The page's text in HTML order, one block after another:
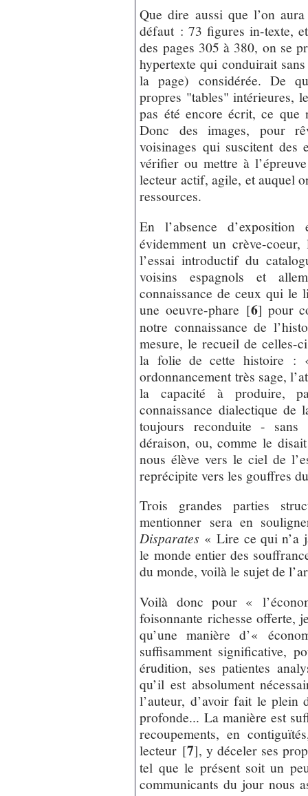
Que dire aussi que l’on
défaut : 73 figures in-texte,
des pages 305 à 380, on se
hypertexte qui conduirait
la page) considérée. De
propres "tables" intérieures,
pas été encore écrit, ce que
Donc des images, pour
voisinages qui suscitent des
vérifier ou mettre à
lecteur actif, agile, et auquel
ressources.
En l’absence d’exposition
évidemment un crève-
l’essai introductif du
voisins espagnols et
connaissance de ceux qui le
une oeuvre-phare [6] pour
notre connaissance de
mesure, le recueil de celles-
la folie de cette histoire :
ordonnancement très sage,
la capacité à produire,
connaissance dialectique de
toujours reconduite -
déraison, ou, comme le
nous élève vers le ciel de
reprécipite vers les gouffres
Trois grandes parties
mentionner sera en
Disparates « Lire ce qui
le monde entier des
du monde, voilà le sujet de
Voilà donc pour «
foisonnante richesse offerte,
qu’une manière d’«
suffisamment significative,
érudition, ses patientes
qu’il est absolument
l’auteur, d’avoir fait le plein
profonde... La manière est
recoupements, en
lecteur [7], y déceler ses
tel que le présent soit un
communicants du jour nous